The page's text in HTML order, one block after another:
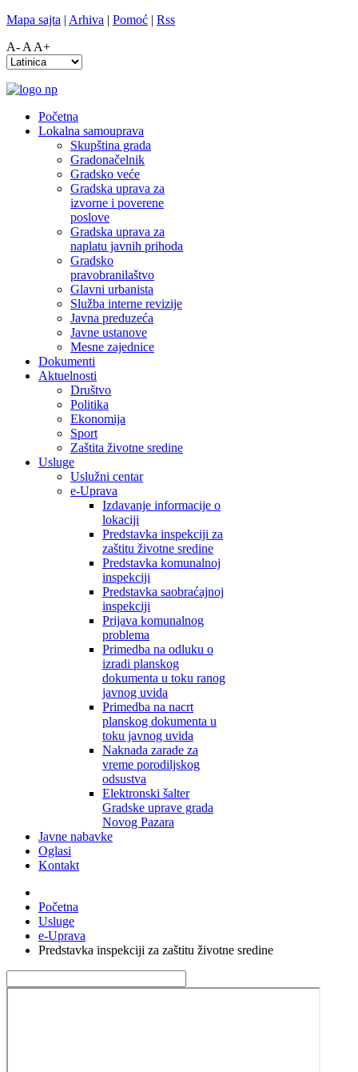
Mapa sajta | Arhiva | Pomoć | Rss
A- A A+
Početna
Lokalna samouprava
Skupština grada
Gradonačelnik
Gradsko veće
Gradska uprava za
izvorne i poverene
poslove
Gradska uprava za
naplatu javnih prihoda
Gradsko
pravobranilaštvo
Glavni urbanista
Služba interne revizije
Javna preduzeća
Javne ustanove
Mesne zajednice
Dokumenti
Aktuelnosti
Društvo
Politika
Ekonomija
Sport
Zaštita životne sredine
Usluge
Uslužni centar
e-Uprava
Izdavanje informacije o
lokaciji
Predstavka inspekciji za
zaštitu životne sredine
Predstavka komunalnoj
inspekciji
Predstavka saobraćajnoj
inspekciji
Prijava komunalnog
problema
Primedba na odluku o
izradi planskog
dokumenta u toku ranog
javnog uvida
Primedba na nacrt
planskog dokumenta u
toku javnog uvida
Naknada zarade za
vreme porodiljskog
odsustva
Elektronski šalter
Gradske uprave grada
Novog Pazara
Javne nabavke
Oglasi
Kontakt
Početna
Usluge
e-Uprava
Predstavka inspekciji za zaštitu životne sredine